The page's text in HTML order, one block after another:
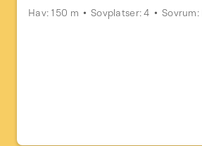
Hav: 150 m
Sovplatser: 4 Sovrum: